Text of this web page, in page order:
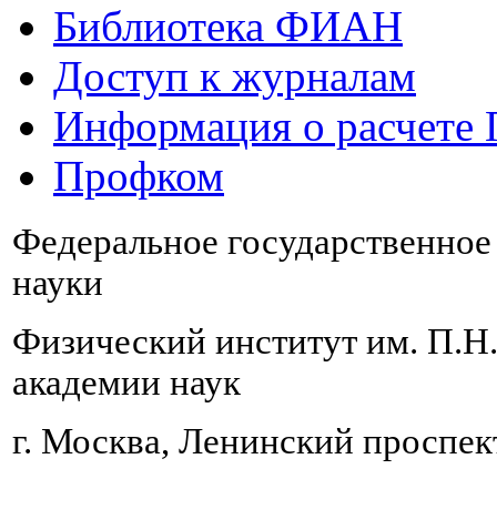
Библиотека ФИАН
Доступ к журналам
Информация о
Профком
Федеральное
науки
Физический институт им.
академии наук
г. Москва, Ленинский